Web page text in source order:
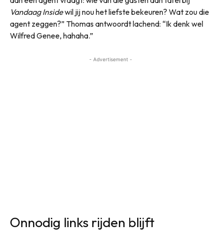
Vandaag Insidewil jij nou het liefste bekeuren? Wat zou die
agent zeggen?” Thomas antwoordt lachend: “Ik denk wel
Wilfred Genee, hahaha.”
- Advertisement -
Onnodig links rijden blijft